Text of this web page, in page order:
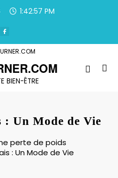
1:42:58 PM
BIEN-ÊTRE
: Un Mode de Vie
perte de poids
: Un Mode de Vie